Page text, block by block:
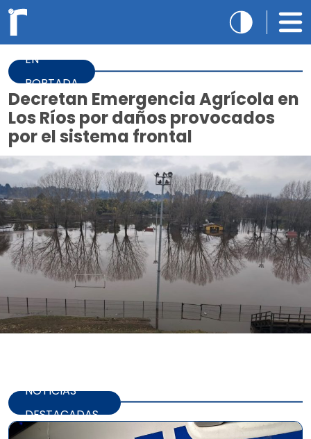
EN
PORTADA
Decretan Emergencia Agrícola en
Los Ríos por daños provocados
por el sistema frontal
NOTICIAS
DESTACADAS